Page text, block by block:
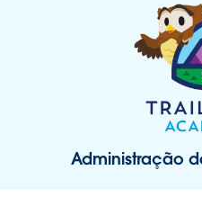
Administração